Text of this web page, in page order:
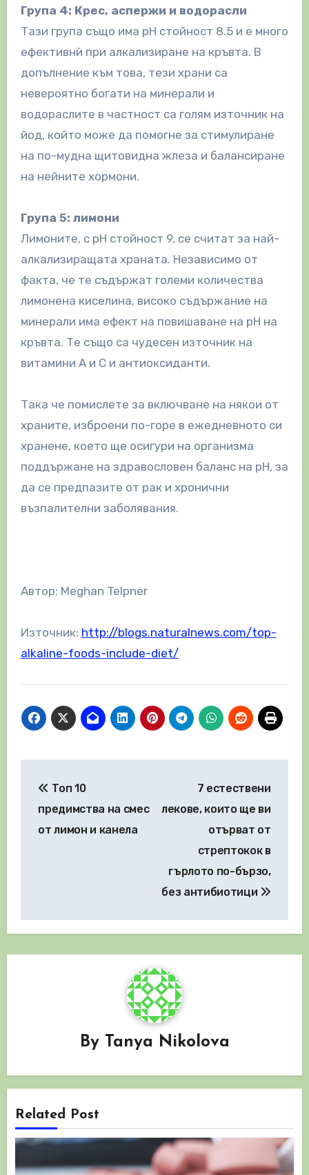
Група 4: Крес, аспержи и водорасли
Тази група също има рН стойност 8.5 и е много
ефективнѝ при алкализиране на кръвта. В
допълнение към това, тези храни са
невероятно богати на минерали и
водораслите в частност са голям източник на
йод, който може да помогне за стимулиране
на по-мудна щитовидна жлеза и балансиране
на нейните хормони.
Група 5: лимони
Лимоните, с рН стойност 9, се считат за най-
алкализиращата храната. Независимо от
факта, че те съдържат големи количества
лимонена киселина, високо съдържание на
минерали има ефект на повишаване на рН на
кръвта. Те също са чудесен източник на
витамини А и С и антиоксиданти.
Така че помислете за включване на някои от
храните, изброени по-горе в ежедневното си
хранене, което ще осигури на организма
поддържане на здравословен баланс на рН, за
да се предпазите от рак и хронични
възпалителни заболявания.
Автор: Meghan Telpner
Източник: http://blogs.naturalnews.com/top-
alkaline-foods-include-diet/
Топ 10
предимства на смес
от лимон и канела
7 естествени
лекове, които ще ви
отърват от
стрептокок в
гърлото по-бързо,
без антибиотици
By Tanya Nikolova
Related Post